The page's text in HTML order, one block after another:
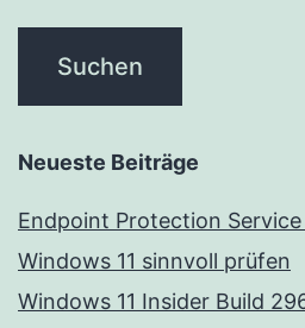
Neueste Beiträge
Endpoint Protection
Windows 11 sinnvoll prüfen
Windows 11 Insider Build